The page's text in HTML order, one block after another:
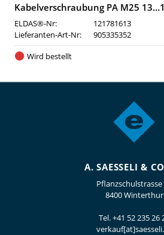
Kabelverschraubung PA M25
ELDAS®-Nr:
121781613
Lieferanten-Art-Nr:
905335352
Wird bestellt
A. SAESSELI &
Pflanzschulstrasse
8400 Winterthur
Tel.+41 52 235 26